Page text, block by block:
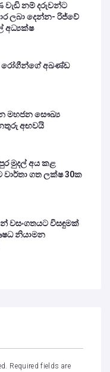
වැඩි නම් දරුවන්ට
ලබා දෙන්න- රිජ්වේ
අධ්‍යක්ෂ
රෝගීන්ගේ අඛණ්ඩ
මහජන සෞඛ්‍ය
අඟවයි
මුදල් අය කළ
ගත ලක්ෂ 30ක
වසංගතයට විසඳුමක්
නියාමන
Required fields are